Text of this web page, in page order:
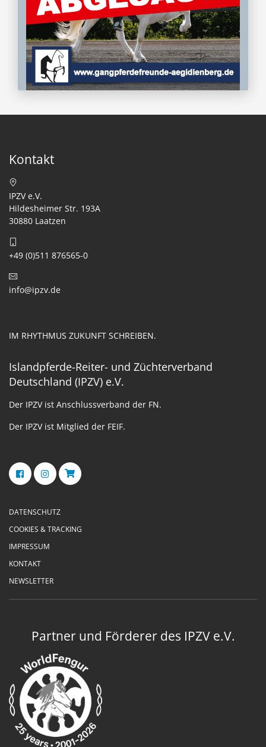
Kontakt
IPZV e.V.
Hildesheimer Str. 193A
30880 Laatzen
+49 (0)511 876565-0
info@ipzv.de
IM RHYTHMUS ZUKUNFT SCHREIBEN.
Islandpferde-Reiter- und Züchterverband
Deutschland (IPZV) e.V.
Der IPZV ist Anschlussverband der FN.
Der IPZV ist Mitglied der FEIF.
DATENSCHUTZ
COOKIES & TRACKING
IMPRESSUM
KONTAKT
NEWSLETTER
Partner und Förderer des IPZV e.V.